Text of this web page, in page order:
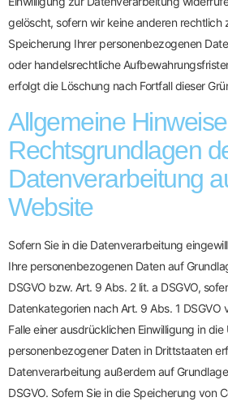
gelöscht, sofern wir keine anderen rechtlich
Speicherung Ihrer personenbezogenen
oder handelsrechtliche
erfolgt die Löschung nach Fortfall dieser
Allgemeine
Rechtsgrundlagen
Datenverarbeitung
Website
Sofern Sie in die Datenverarbeitung
Ihre personenbezogenen Daten auf
DSGVO bzw. Art. 9 Abs. 2 lit. a DSGVO,
Datenkategorien nach Art. 9 Abs. 1 DSGVO
Falle einer ausdrücklichen Einwilligung in
personenbezogener Daten in Drittstaaten
Datenverarbeitung außerdem auf
DSGVO. Sofern Sie in die Speicherung von